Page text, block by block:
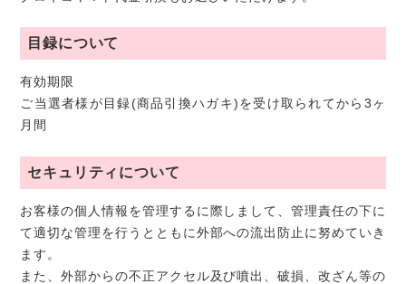
目録について
有効期限
ご当選者様が目録(商品引換ハガキ)を受け取られてから3ヶ
月間
セキュリティについて
お客様の個人情報を管理するに際しまして、管理責任の下に
て適切な管理を行うとともに外部への流出防止に努めていき
ます。
また、外部からの不正アクセル及び噴出、破損、改ざん等の